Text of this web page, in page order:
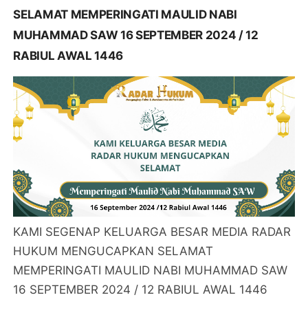
SELAMAT MEMPERINGATI MAULID NABI
MUHAMMAD SAW 16 SEPTEMBER 2024 / 12
RABIUL AWAL 1446
KAMI SEGENAP KELUARGA BESAR MEDIA RADAR
HUKUM MENGUCAPKAN SELAMAT
MEMPERINGATI MAULID NABI MUHAMMAD SAW
16 SEPTEMBER 2024 / 12 RABIUL AWAL 1446